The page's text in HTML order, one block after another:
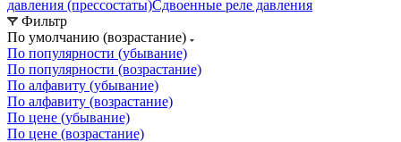
давления (прессостаты)Сдвоенные реле давления
Фильтр
По умолчанию (возрастание)
По популярности (убывание)
По популярности (возрастание)
По алфавиту (убывание)
По алфавиту (возрастание)
По цене (убывание)
По цене (возрастание)